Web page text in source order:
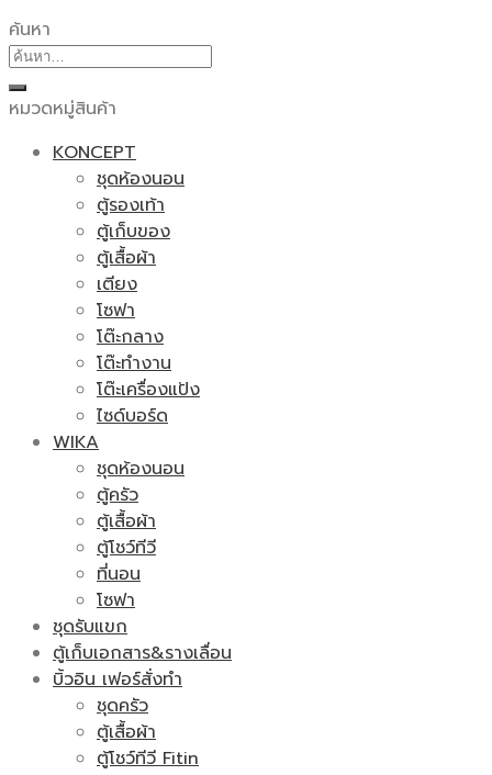
ค้นหา
ค้นหา:
หมวดหมู่สินค้า
KONCEPT
ชุดห้องนอน
ตู้รองเท้า
ตู้เก็บของ
ตู้เสื้อผ้า
เตียง
โซฟา
โต๊ะกลาง
โต๊ะทำงาน
โต๊ะเครื่องแป้ง
ไซด์บอร์ด
WIKA
ชุดห้องนอน
ตู้ครัว
ตู้เสื้อผ้า
ตู้โชว์ทีวี
ที่นอน
โซฟา
ชุดรับแขก
ตู้เก็บเอกสาร&รางเลื่อน
บิ้วอิน เฟอร์สั่งทำ
ชุดครัว
ตู้เสื้อผ้า
ตู้โชว์ทีวี Fitin